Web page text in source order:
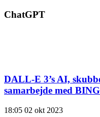
ChatGPT
DALL-E 3’s AI,
samarbejde med BING
18:05 02 okt 2023